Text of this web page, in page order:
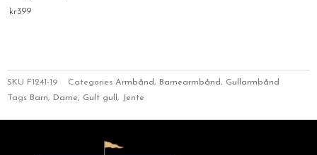
kr399
SKU F1241-19 Categories Armbånd, Barnearmbånd, Gullarmbånd
Tags Barn, Dame, Gult gull , Jente